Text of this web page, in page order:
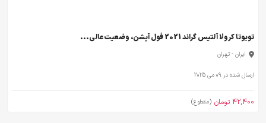
تویوتا کرولا آلتیس گراند 2021 فول آپشن، وضعیت عالی...
ایران - تهران
ارسال شده در 09 می 2025
42,400 تومان (مقطوع)